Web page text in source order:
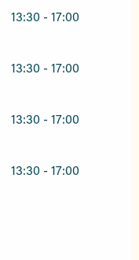
13:30 - 17:00
13:30 - 17:00
13:30 - 17:00
13:30 - 17:00